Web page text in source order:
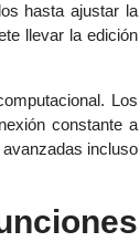
hasta ajustar la
llevar la edición
Los
constante a
incluso